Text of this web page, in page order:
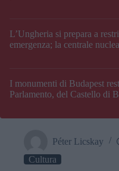
L’Ungheria si prepara a
emergenza; la centrale
I monumenti di Budapest
Parlamento, del Castello di
Péter Licskay
Cultura